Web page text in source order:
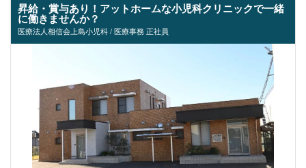
昇給・賞与あり！アットホームな小児科クリニックで一緒
に働きませんか？
医療法人相信会上島小児科 / 医療事務 正社員